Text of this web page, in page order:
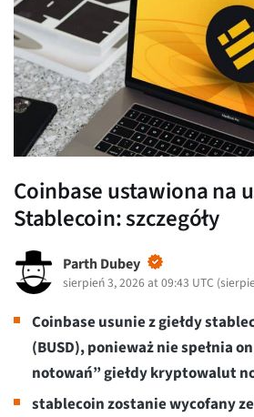
Coinbase ustawiona na
Stablecoin: szczegóły
Parth Dubey
sierpień 3, 2026 at 09:43 UTC (
Coinbase usunie z giełdy
(BUSD), ponieważ nie spełnia
notowań” giełdy kryptowalut
stablecoin zostanie wycofany